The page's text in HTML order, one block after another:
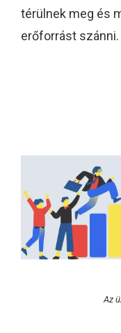
térülnek meg és
erőforrást szánni.
Az